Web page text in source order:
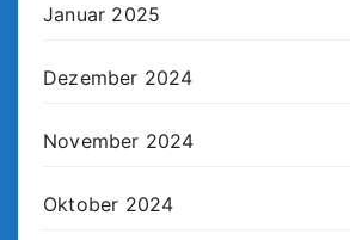
Januar 2025
Dezember 2024
November 2024
Oktober 2024